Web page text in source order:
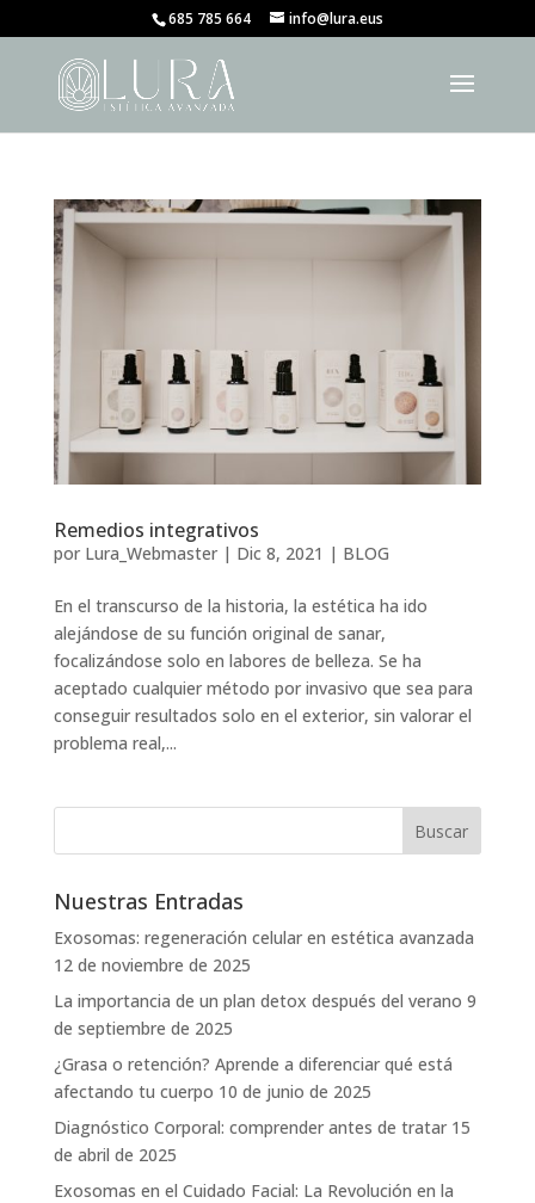
685 785 664 info@lura.eus
Remedios integrativos
por Lura_Webmaster| Dic 8, 2021 | BLOG
En el transcurso de la historia, la estética ha ido
alejándose de su función original de sanar,
focalizándose solo en labores de belleza. Se ha
aceptado cualquier método por invasivo que sea para
conseguir resultados solo en el exterior, sin valorar el
problema real,...
Nuestras Entradas
Exosomas: regeneración celular en estética avanzada
12 de noviembre de 2025
La importancia de un plan detox después del verano 9
de septiembre de 2025
¿Grasa o retención? Aprende a diferenciar qué está
afectando tu cuerpo 10 de junio de 2025
Diagnóstico Corporal: comprender antes de tratar 15
de abril de 2025
Exosomas en el Cuidado Facial: La Revolución en la